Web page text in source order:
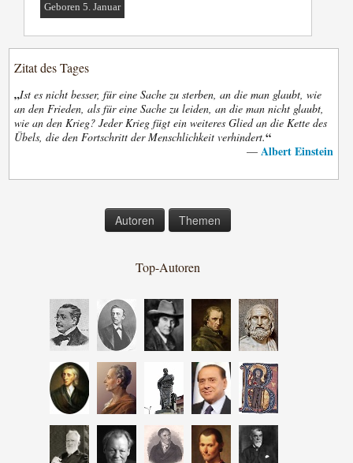
Geboren 5. Januar
Zitat des Tages
„Ist es nicht besser, für eine Sache zu sterben, an die man glaubt, wie
an den Frieden, als für eine Sache zu leiden, an die man nicht glaubt,
wie an den Krieg? Jeder Krieg fügt ein weiteres Glied an die Kette des
Übels, die den Fortschritt der Menschlichkeit verhindert.“
— Albert Einstein
Autoren Themen
Top-Autoren